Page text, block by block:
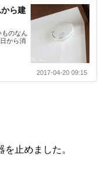
ら建
のなん
から消
2017-04-20 09:15
止めました。